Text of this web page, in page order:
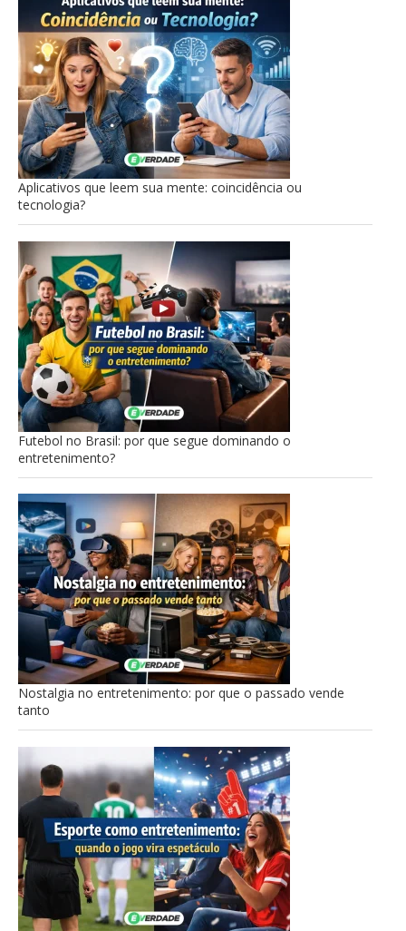
Aplicativos que leem sua mente: coincidência ou
tecnologia?
Futebol no Brasil: por que segue dominando o
entretenimento?
Nostalgia no entretenimento: por que o passado vende
tanto